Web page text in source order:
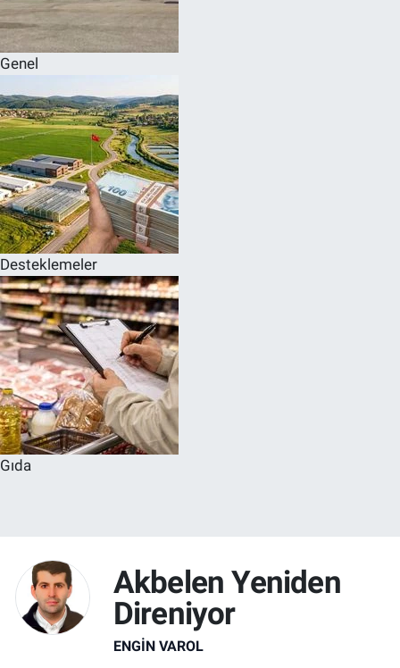
Genel
Desteklemeler
Gıda
Akbelen Yeniden
Direniyor
ENGİN VAROL